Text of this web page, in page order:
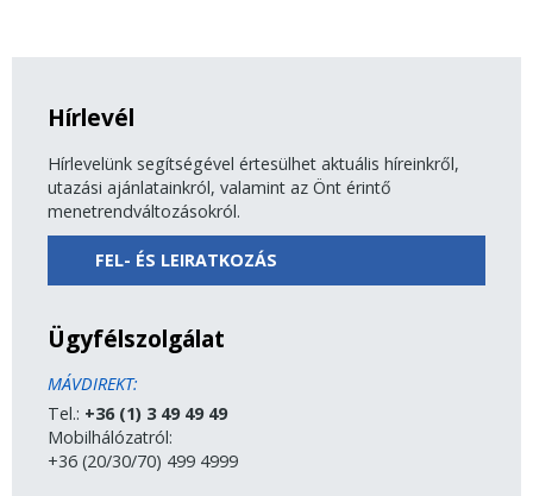
Hírlevél
Hírlevelünk segítségével értesülhet aktuális híreinkről,
utazási ajánlatainkról, valamint az Önt érintő
menetrendváltozásokról.
FEL- ÉS LEIRATKOZÁS
Ügyfélszolgálat
MÁVDIREKT:
Tel.: +36 (1) 3 49 49 49
Mobilhálózatról:
+36 (20/30/70) 499 4999